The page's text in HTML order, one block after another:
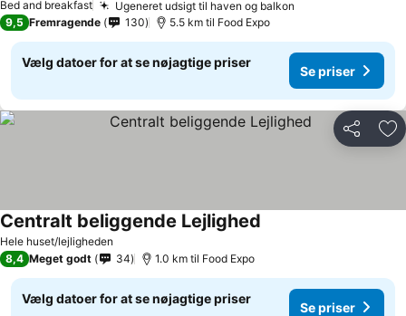
Bed and breakfast
Ugeneret udsigt til haven og balkon
9,5 Fremragende 130 5.5 km til Food Expo
Vælg datoer for at se nøjagtige priser
Se priser
Del
Hele huset/lejligheden
Centralt beliggende Lejlighed
8,4 Meget godt 34 1.0 km til Food Expo
Vælg datoer for at se nøjagtige priser
Se priser